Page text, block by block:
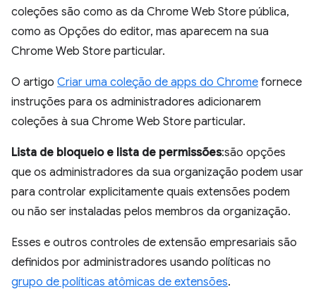
coleções são como as da Chrome Web Store pública,
como as Opções do editor, mas aparecem na sua
Chrome Web Store particular.
O artigo Criar uma coleção de apps do Chrome fornece
instruções para os administradores adicionarem
coleções à sua Chrome Web Store particular.
Lista de bloqueio e lista de permissões:são opções
que os administradores da sua organização podem usar
para controlar explicitamente quais extensões podem
ou não ser instaladas pelos membros da organização.
Esses e outros controles de extensão empresariais são
definidos por administradores usando políticas no
grupo de políticas atômicas de extensões.